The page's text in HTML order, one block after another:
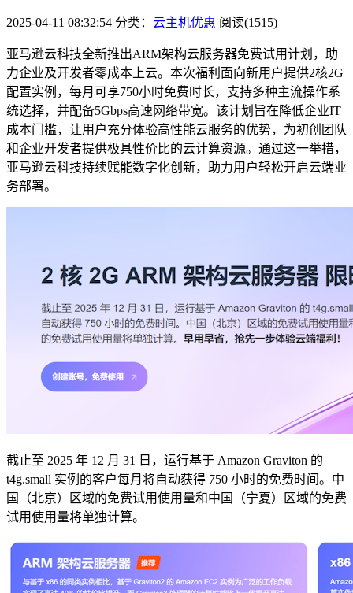
2025-04-11 08:32:54 分类： 云主机优惠 阅读(1515)
亚马逊云科技全新推出ARM架构云服务器免费试用计划，助
力企业及开发者零成本上云。本次福利面向新用户提供2核2G
配置实例，每月可享750小时免费时长，支持多种主流操作系
统选择，并配备5Gbps高速网络带宽。该计划旨在降低企业IT
成本门槛，让用户充分体验高性能云服务的优势，为初创团队
和企业开发者提供极具性价比的云计算资源。通过这一举措，
亚马逊云科技持续赋能数字化创新，助力用户轻松开启云端业
务部署。
截止至 2025 年 12 月 31 日，运行基于 Amazon Graviton 的
t4g.small 实例的客户每月将自动获得 750 小时的免费时间。中
国（北京）区域的免费试用使用量和中国（宁夏）区域的免费
试用使用量将单独计算。